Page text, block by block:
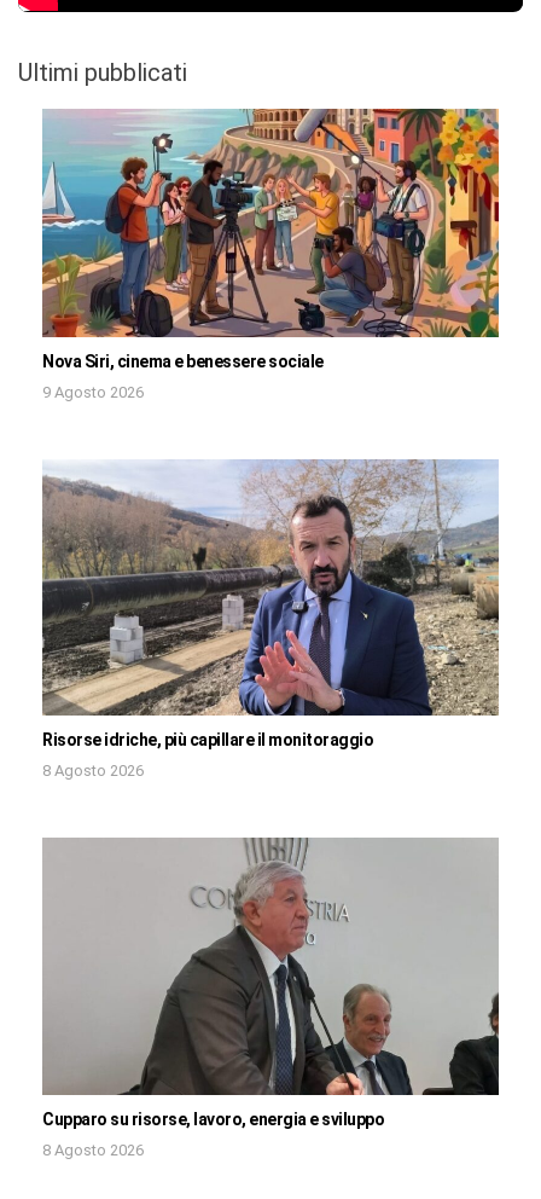
Ultimi pubblicati
Nova Siri, cinema e benessere sociale
9 Agosto 2026
Risorse idriche, più capillare il monitoraggio
8 Agosto 2026
Cupparo su risorse, lavoro, energia e sviluppo
8 Agosto 2026